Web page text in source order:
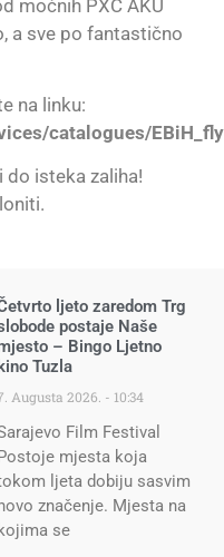
moćnih PXC AKU
a sve po fantastično
na linku:
catalogues/
isteka zaliha!
ljeto zaredom Trg
postaje Naše
– Bingo Ljetno
kino Tuzla
Augusta 2026. 10:34
Film Festival
mjesta koja
ljeta dobiju sasvim
značenje. Mjesta na
kojima se